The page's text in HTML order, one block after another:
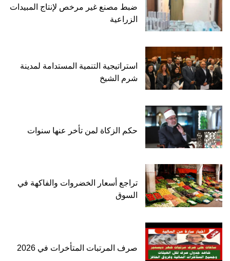
ضبط مصنع غير مرخص لإنتاج المبيدات
الزراعية
استراتيجية التنمية المستدامة لمدينة
شرم الشيخ
حكم الزكاة لمن تأخر عنها سنوات
تراجع أسعار الخضروات والفاكهة في
السوق
صرف المرتبات المتأخرات في 2026